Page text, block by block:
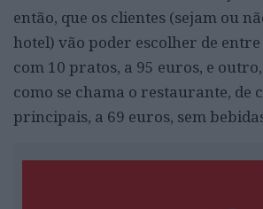
então, que os clientes (sejam ou
hotel) vão poder escolher de
com 10 pratos, a 95 euros, e
como se chama o restaurante, de
principais, a 69 euros, sem